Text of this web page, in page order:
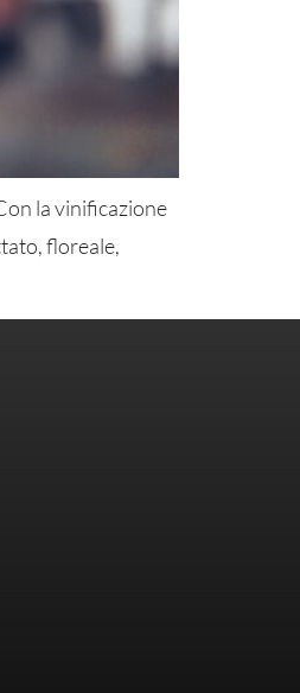
la vinificazione
floreale,